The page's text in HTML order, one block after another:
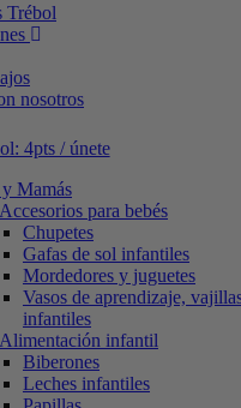
Trébol
nosotros
4pts / únete
Mamás
Accesorios para bebés
Chupetes
Gafas de sol infantiles
Mordedores y juguetes
Vasos de aprendizaje,
infantiles
Alimentación infantil
Biberones
Leches infantiles